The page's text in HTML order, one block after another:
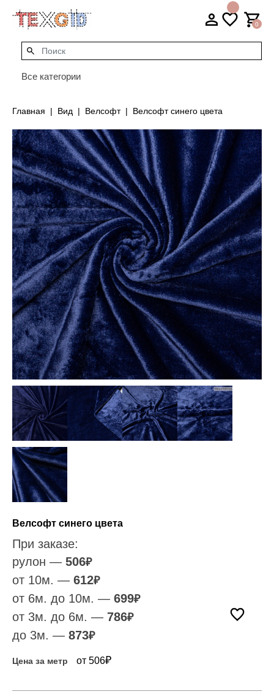
0
Все категории
Главная Вид Велсофт Велсофт синего цвета
Велсофт синего цвета
При заказе:
рулон — 506₽
от 10м. — 612₽
от 6м. до 10м. — 699₽
от 3м. до 6м. — 786₽
до 3м. — 873₽
Цена за метр от 506₽